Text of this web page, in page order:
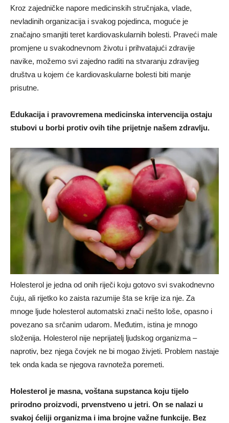
Kroz zajedničke napore medicinskih stručnjaka, vlade,
nevladinih organizacija i svakog pojedinca, moguće je
značajno smanjiti teret kardiovaskularnih bolesti. Praveći male
promjene u svakodnevnom životu i prihvatajući zdravije
navike, možemo svi zajedno raditi na stvaranju zdravijeg
društva u kojem će kardiovaskularne bolesti biti manje
prisutne.
Edukacija i pravovremena medicinska intervencija ostaju
stubovi u borbi protiv ovih tihe prijetnje našem zdravlju.
Holesterol je jedna od onih riječi koju gotovo svi svakodnevno
čuju, ali rijetko ko zaista razumije šta se krije iza nje. Za
mnoge ljude holesterol automatski znači nešto loše, opasno i
povezano sa srčanim udarom. Međutim, istina je mnogo
složenija. Holesterol nije neprijatelj ljudskog organizma –
naprotiv, bez njega čovjek ne bi mogao živjeti. Problem nastaje
tek onda kada se njegova ravnoteža poremeti.
Holesterol je masna, voštana supstanca koju tijelo
prirodno proizvodi, prvenstveno u jetri. On se nalazi u
svakoj ćeliji organizma i ima brojne važne funkcije. Bez